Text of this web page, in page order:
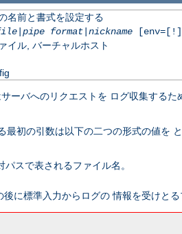
名前と書式を設定する
|pipe format|nickname[env=[!]
イル, バーチャルホスト
ーバへのリクエストを ログ収集する
最初の引数は以下の二つの形式の値を
パスで表されるファイル名。
後に標準入力からログの 情報を受けとる